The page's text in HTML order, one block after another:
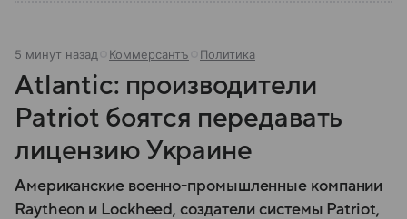
5 минут назад Коммерсантъ Политика
Atlantic: производители
Patriot боятся передавать
лицензию Украине
Американские военно-промышленные компании
Raytheon и Lockheed, создатели системы Patriot,